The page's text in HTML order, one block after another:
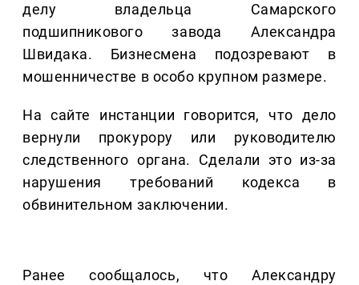
делу владельца Самарского
подшипникового завода Александра
Швидака. Бизнесмена подозревают в
мошенничестве в особо крупном размере.
На сайте инстанции говорится, что дело
вернули прокурору или руководителю
следственного органа. Сделали это из-за
нарушения требований кодекса в
обвинительном заключении.
Ранее сообщалось, что Александру